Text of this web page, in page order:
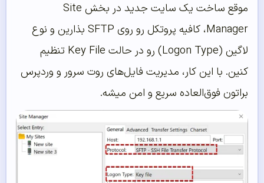
موقع ساخت یک سایت جدید در بخش Site
Manager، کافیه پروتکل رو روی SFTP بذارین و نوع
لاگین (Logon Type) رو در حالت Key File تنظیم
کنین. با این کار، مدیریت فایل‌های روت سرور و وردپرس
براتون فوق‌العاده سریع و امن میشه.